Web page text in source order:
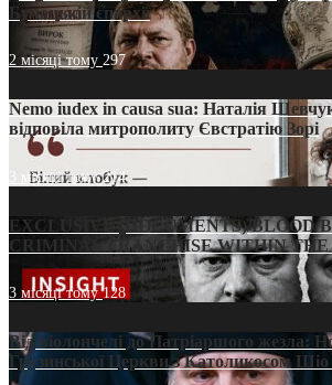
Бучацькій єпархії
2 місяці тому 297
Nemo iudex in causa sua: Наталія
відповіла митрополиту Євстратію Зорі
3 місяці тому214
EXCLUSIVE (DOCUMENTS)/BLOOD
CRIMINAL FRANCHISE WITHIN THE
3 місяці тому128
Від віолончелі до Патріаршого жезла:
Грузинської Церкви з Католикосом